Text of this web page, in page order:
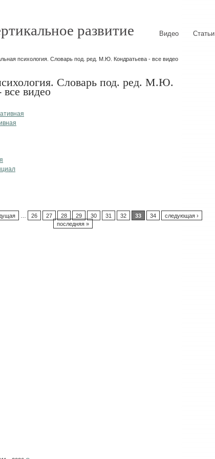
развитие Видео Статьи
психология. Словарь под. ред. М.Ю. Кондратьева - все видео
Словарь под. ред. М.Ю.
все видео
26 27 28 29 30 31 32 33 34
следующая ›
последняя »